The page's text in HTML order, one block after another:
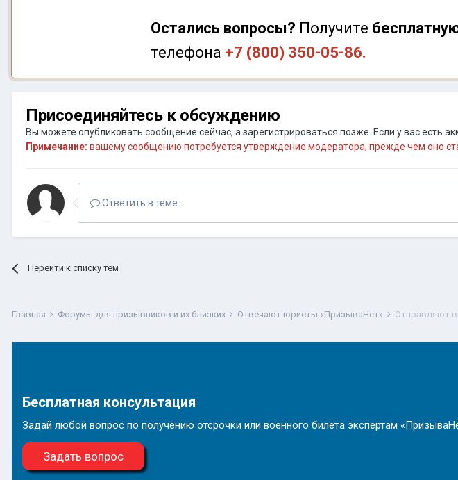
Остались вопросы? Получите
телефона +7 (800) 350-05-86.
Присоединяйтесь к обсуждению
Вы можете опубликовать сообщение сейчас, а зарегистрироваться позже. Если у вас есть
Примечание: вашему сообщению потребуется утверждение модератора, прежде чем оно
Ответить в теме...
Перейти к списку тем
Главная Форумы для призывников и их близких Отвечают юристы «ПризываНет» Отправляют
Бесплатная консультация
Задай любой вопрос по получению отсрочки или военного билета экспертам
Задать вопрос